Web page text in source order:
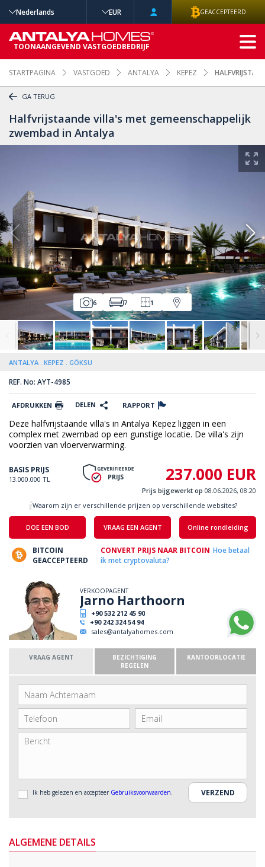
STARTPAGINA VASTGOED ANTALYA KEPEZ
GA TERUG
Halfvrijstaande villa's met gemeenschappelijk
zwembad in Antalya
6 7 1
ANTALYA KEPEZ GÖKSU
REF. No: AYT-4985
AFDRUKKEN DELEN RAPPORT
Deze halfvrijstaande villa's in Antalya Kepez liggen in een
complex met zwembad op een gunstige locatie. De villa's zijn
voorzien van vloerverwarming.
BASIS PRIJS
13.000.000 TL 237.000 EUR
Prijs bijgewerkt op 08.06.2026, 08.20
DOE EEN BOD VRAAG EEN AGENT Online rondleiding
Waarom zijn er verschillende prijzen op verschillende websites?
BITCOIN
GEACCEPTEERD
CONVERT PRIJS NAAR BITCOIN Hoe betaal
ik met cryptovaluta?
VERKOOPAGENT
Jarno Harthoorn
+90 532 212 45 90
+90 242 324 54 94
sales@antalyahomes.com
VRAAG AGENT
BEZICHTIGING
REGELEN
KANTOORLOCATIE
Ik heb gelezen en accepteer Gebruiksvoorwaarden.
ALGEMENE DETAILS
Nederlands EUR GEACCEPTEERD
TOONAANGEVEND VASTGOEDBEDRIJF
GEAVANCEERD
ZOEKEN